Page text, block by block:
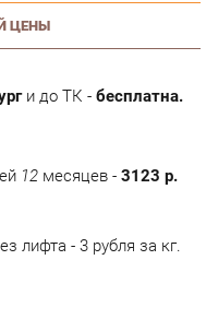
и до ТК -бесплатна.